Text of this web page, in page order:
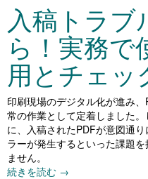
入稿トラブ
ら！実務で
用とチェッ
印刷現場のデジタル化が進み
常の作業として定着しました
に、入稿されたPDFが意図通
ラーが発生するといった課題
ません。
続きを読む →